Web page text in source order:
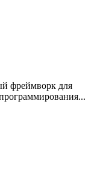
фреймворк для